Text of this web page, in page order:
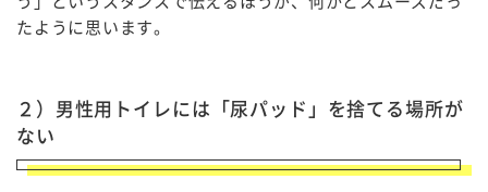
たように思います。
２）男性用トイレには「尿パッド」を捨てる場所が
ない